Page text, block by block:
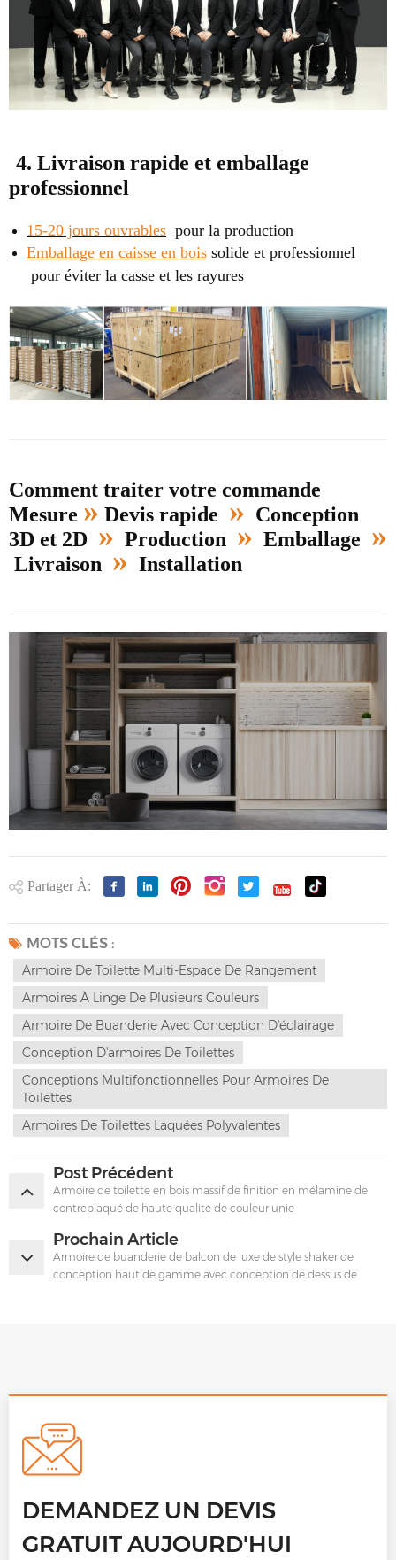
4. Livraison rapide et emballage
professionnel
15-20 jours ouvrables pour la production
Emballage en caisse en bois solide et professionnel
pour éviter la casse et les rayures
Comment traiter votre commande
Mesure » Devis rapide » Conception
3D et 2D » Production » Emballage »
Livraison » Installation
Partager À:
MOTS CLÉS :
Armoire De Toilette Multi-Espace De Rangement
Armoires À Linge De Plusieurs Couleurs
Armoire De Buanderie Avec Conception D'éclairage
Conception D'armoires De Toilettes
Conceptions Multifonctionnelles Pour Armoires De
Toilettes
Armoires De Toilettes Laquées Polyvalentes
Post Précédent
Armoire de toilette en bois massif de finition en mélamine de
contreplaqué de haute qualité de couleur unie
Prochain Article
Armoire de buanderie de balcon de luxe de style shaker de
conception haut de gamme avec conception de dessus de
DEMANDEZ UN DEVIS
GRATUIT AUJOURD'HUI